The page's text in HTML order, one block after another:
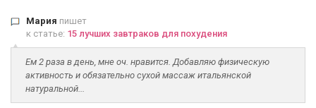
Мария пишет
к статье: 15 лучших завтраков для похудения
Ем 2 раза в день, мне оч. нравится. Добавляю физическую
активность и обязательно сухой массаж итальянской
натуральной...